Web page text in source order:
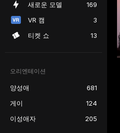
새로운 모델
169
VR 캠
3
티켓 쇼
13
오리엔테이션
양성애
681
게이
124
이성애자
205